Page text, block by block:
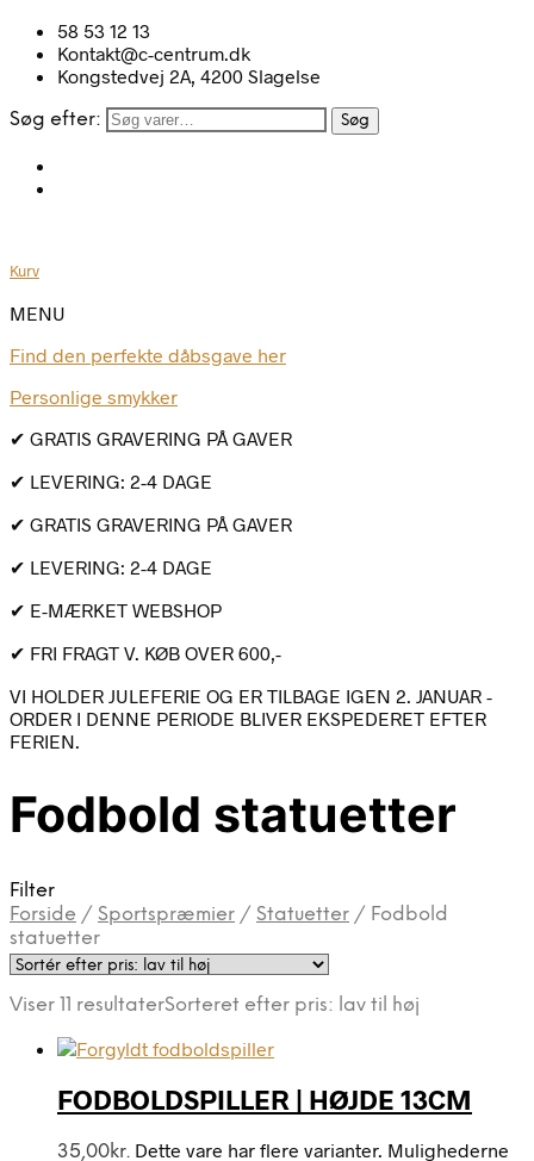
58 53 12 13
Kontakt@c-centrum.dk
Kongstedvej 2A, 4200 Slagelse
Søg efter: Søg
Kurv
MENU
Find den perfekte dåbsgave her
Personlige smykker
✔ GRATIS GRAVERING PÅ GAVER
✔ LEVERING: 2-4 DAGE
✔ GRATIS GRAVERING PÅ GAVER
✔ LEVERING: 2-4 DAGE
✔ E-MÆRKET WEBSHOP
✔ FRI FRAGT V. KØB OVER 600,-
VI HOLDER JULEFERIE OG ER TILBAGE IGEN 2. JANUAR -
ORDER I DENNE PERIODE BLIVER EKSPEDERET EFTER
FERIEN.
Fodbold statuetter
Filter
Forside / Sportspræmier / Statuetter / Fodbold
statuetter
Viser 11 resultaterSorteret efter pris: lav til høj
FODBOLDSPILLER | HØJDE 13CM
35,00kr. Dette vare har flere varianter. Mulighederne